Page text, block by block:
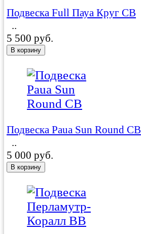
Подвеска Full Пауа Круг CB
..
5 500 руб.
Подвеска Paua Sun Round CB
..
5 000 руб.